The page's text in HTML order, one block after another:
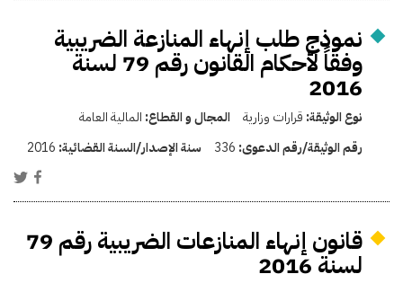
نموذج طلب إنهاء المنازعة الضريبية
وفقاً لأحكام القانون رقم 79 لسنة
2016
نوع الوثيقة: قرارات وزارية المجال و القطاع: المالية العامة
رقم الوثيقة/رقم الدعوى: 336 سنة الإصدار/السنة القضائية: 2016
قانون إنهاء المنازعات الضريبية رقم 79
لسنة 2016